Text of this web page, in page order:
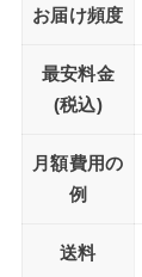
お届け頻度
最安料金
(税込)
月額費用の
例
送料